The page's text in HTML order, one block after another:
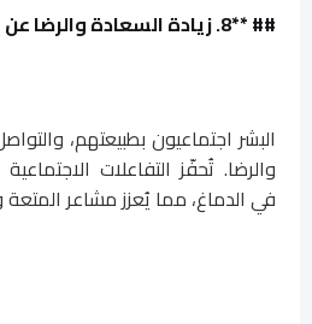
## **8. زيادة السعادة والرضا عن الحياة**
البشر اجتماعيون بطبيعتهم،
والرضا. تُحفّز التفاعلات
في الدماغ، مما يُعزز مشاعر المتعة